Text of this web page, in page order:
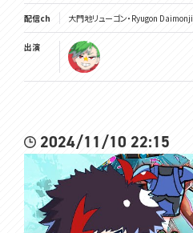
配信ch 大門地リューゴン・Ryugon Daimonji
出演
2024/11/10 22:15